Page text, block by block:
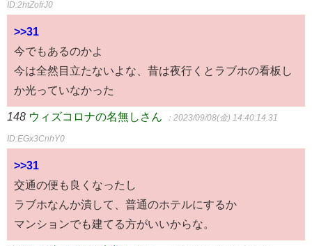
ID:2htZofrJ0
>>31
今でもあるのかよ
今は全然目立たないよな、昔は夜行くとラブホの看板し
か光っていなかった
148 ウィズコロナの名無しさん ：2023/09/08(金) 14:40:14.31
ID:EGx3CnhY0
>>31
交通の便も良くなったし
ラブホなんか潰して、普通のホテルにするか
マンションでも建てる方がいいからな。